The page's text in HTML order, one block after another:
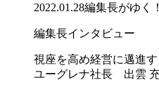
2022.01.28編集長がゆく！
編集長インタビュー
視座を高め経営に邁進
ユーグレナ社長 出雲